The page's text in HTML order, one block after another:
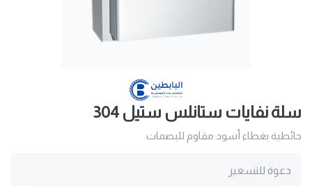
سلة نفايات ستانلس ستيل 304
حائطية بغطاء أسود مقاوم للبصمات
دعوة للتسعير